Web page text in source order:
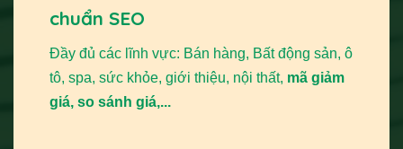
chuẩn SEO
Đầy đủ các lĩnh vực: Bán hàng, Bất động sản, ô
tô, spa, sức khỏe, giới thiệu, nội thất, mã giảm
giá, so sánh giá,...